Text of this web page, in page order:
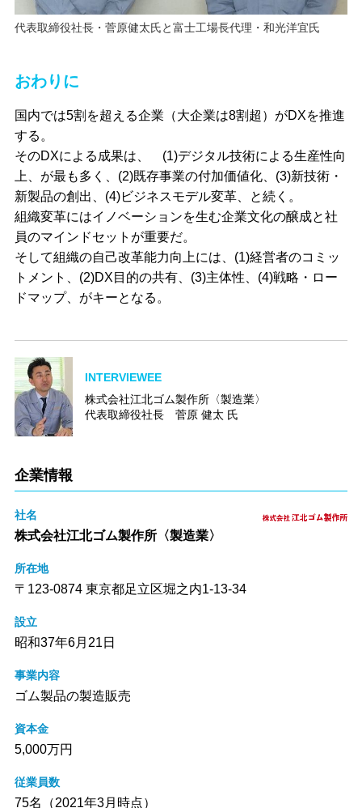
代表取締役社長・菅原健太氏と富士工場長代理・和光洋宜氏
おわりに
国内では5割を超える企業（大企業は8割超）がDXを推進
する。
そのDXによる成果は、 (1)デジタル技術による生産性向
上、が最も多く、(2)既存事業の付加価値化、(3)新技術・
新製品の創出、(4)ビジネスモデル変革、と続く。
組織変革にはイノベーションを生む企業文化の醸成と社
員のマインドセットが重要だ。
そして組織の自己改革能力向上には、(1)経営者のコミッ
トメント、(2)DX目的の共有、(3)主体性、(4)戦略・ロー
ドマップ、がキーとなる。
INTERVIEWEE
株式会社江北ゴム製作所〈製造業〉
代表取締役社長 菅原 健太 氏
企業情報
社名
株式会社江北ゴム製作所〈製造業〉
所在地
〒123-0874 東京都足立区堀之内1-13-34
設立
昭和37年6月21日
事業内容
ゴム製品の製造販売
資本金
5,000万円
従業員数
75名（2021年3月時点）